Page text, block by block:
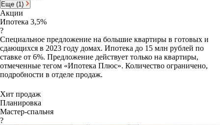
Еще (1)
Акции
Ипотека 3,5%
?
Специальное предложение на большие квартиры в готовых и
сдающихся в 2023 году домах. Ипотека до 15 млн рублей по
ставке от 6%. Предложение действует только на квартиры,
отмеченные тегом «Ипотека Плюс». Количество ограничено,
подробности в отделе продаж.
Хит продаж
Планировка
Мастер-спальня
?